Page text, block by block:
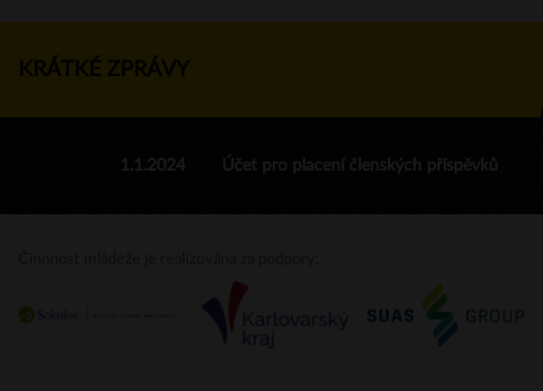
KRÁTKÉ ZPRÁVY
1.1.2024 Účet pro placení členských příspěvků